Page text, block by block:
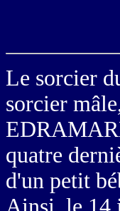
Le sorcier
sorcier
quatre
d'un petit